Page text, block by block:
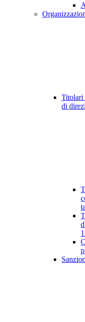
Titolari
di